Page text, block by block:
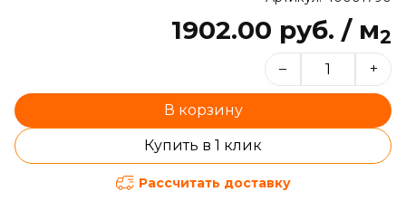
1902.00 руб. / м2
– +
В корзину
Купить в 1 клик
Рассчитать доставку